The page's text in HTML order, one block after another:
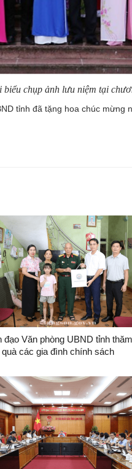
biểu chụp ảnh lưu niệm tại
tỉnh đã tặng hoa chúc
đạo Văn phòng UBND tỉnh
quà các gia đình chính sách